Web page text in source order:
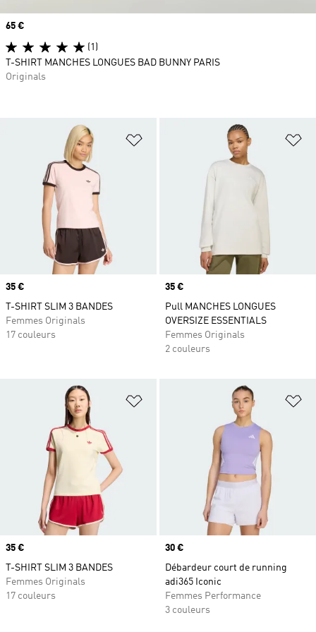
Ajouter à la Liste de produits
Prix
35 €
T-SHIRT SLIM 3 BANDES
Femmes Originals
17 couleurs
Prix
35 €
Pull MANCHES LONGUES
OVERSIZE ESSENTIALS
Femmes Originals
2 couleurs
Ajouter à la Liste de produits
Prix
35 €
T-SHIRT SLIM 3 BANDES
Femmes Originals
17 couleurs
Prix
30 €
Débardeur court de running
adi365 Iconic
Femmes Performance
3 couleurs
Prix
65 €
(1)
T-SHIRT MANCHES LONGUES BAD BUNNY PARIS
Originals